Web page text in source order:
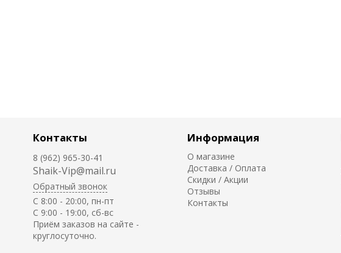
Контакты
8 (962) 965-30-41
Shaik-Vip@mail.ru
Обратный звонок
C 8:00 - 20:00, пн-пт
С 9:00 - 19:00, сб-вс
Приём заказов на сайте -
круглосуточно.
Информация
О магазине
Доставка / Оплата
Скидки / Акции
Отзывы
Контакты